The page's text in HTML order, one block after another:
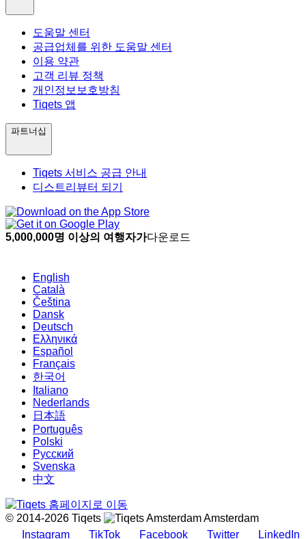
도움말 센터
공급업체를 위한 도움말 센터
이용 약관
고객 리뷰 정책
개인정보보호방침
Tiqets 앱
파트너십
Tiqets 서비스 공급 안내
디스트리뷰터 되기
5,000,000명 이상의 여행자가다운로드
English
Català
Čeština
Dansk
Deutsch
Ελληνικά
Español
Français
한국어
Italiano
Nederlands
日本語
Português
Polski
Русский
Svenska
中文
© 2014-2026 Tiqets
Amsterdam
Instagram
TikTok Facebook Twitter LinkedIn